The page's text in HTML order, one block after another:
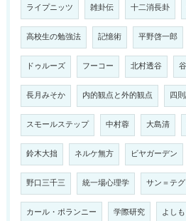
ライプニッツ 雑卦伝 十二消長卦
高校生の勉強法 記憶術 平野啓一郎
ドゥルーズ フーコー 北村透谷
長月みそか 内的観点と外的観点 四
スモールステップ 中村蓉 大島清
鈴木大拙 ネルケ無方 ビヤガーデン
野口三千三 統一場心理学 サン＝テ
カール・ポランニー 学際研究 よし